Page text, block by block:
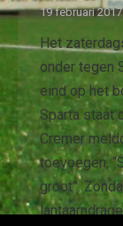
19 februari 2017
Het
onder tegen
eind op het
Sparta staat
Cremer
toevoegen,
groot”.